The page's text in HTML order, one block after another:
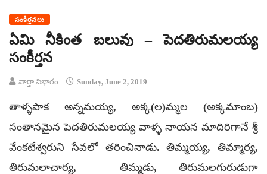
సంకీర్తనలు
ఏమి నీకింత బలువు – పెదతిరుమలయ్య
సంకీర్తన
వార్తా విభాగం Sunday, June 2, 2019
తాళ్ళపాక అన్నమయ్య, అక్క(ల)మ్మల (అక్కమాంబ)
సంతానమైన పెదతిరుమలయ్య వాళ్ళ నాయన మాదిరిగానే శ్రీ
వేంకటేశ్వరుని సేవలో తరించినాడు. తిమ్మయ్య, తిమ్మార్య,
తిరుమలాచార్య, తిమ్మడు, తిరుమలగురుడుగా